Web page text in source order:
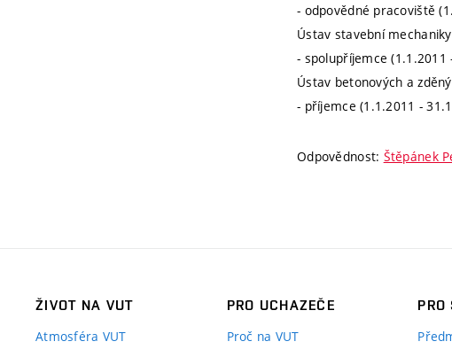
- odpovědné pracoviště
Ústav stavební mechaniky
- spolupříjemce (1.1.2011
Ústav betonových a
- příjemce (1.1.2011 -
Odpovědnost: Štěpánek
ŽIVOT NA VUT
Atmosféra VUT
PRO UCHAZEČE
Proč na VUT
PRO